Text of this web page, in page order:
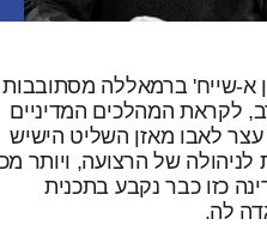
א-שייח' ברמאללה מסתובבות
לקראת המהלכים המדיניים
לאבו מאזן השליט הישיש
של הרצועה, ויותר
כזו כבר נקבע בתכנית
לה.